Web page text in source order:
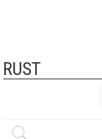
RUST